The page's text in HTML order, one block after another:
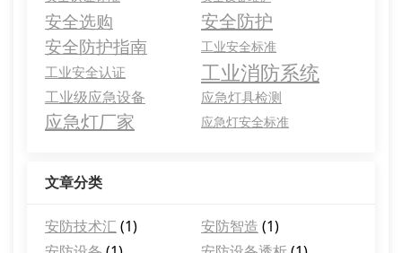
安全选购 安全防护
安全防护指南 工业安全标准
工业安全认证 工业消防系统
工业级应急设备 应急灯具检测
应急灯厂家 应急灯安全标准
文章分类
安防技术汇 (1) 安防智造 (1)